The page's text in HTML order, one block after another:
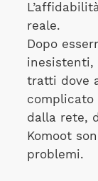
reale.
Dopo
inesistenti,
tratti dove
dalla rete,
Komoot
problemi.